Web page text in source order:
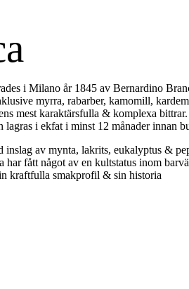
i Milano år 1845 av Bernardino
myrra, rabarber, kamomill,
mest karaktärsfulla & komplexa
i ekfat i minst 12 månader innan
av mynta, lakrits, eukalyptus &
fått något av en kultstatus inom
kraftfulla smakprofil & sin historia